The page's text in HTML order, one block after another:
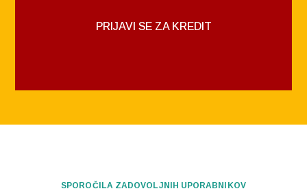
PRIJAVI SE ZA KREDIT
SPOROČILA ZADOVOLJNIH UPORABNIKOV